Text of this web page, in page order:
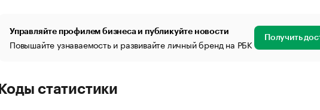
Управляйте профилем бизнеса и публикуйте новости
Повышайте узнаваемость и развивайте личный бренд на РБК Получить
Коды статистики